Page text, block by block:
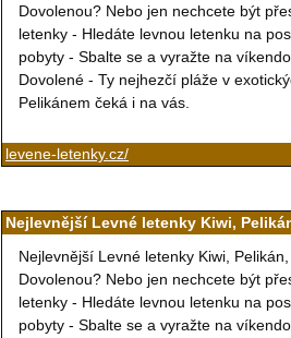
Dovolenou? Nebo jen nechcete být
letenky - Hledáte levnou letenku na
pobyty - Sbalte se a vyražte na
Dovolené - Ty nejhezčí pláže v
Pelikánem čeká i na vás.
levene-letenky.cz/
Nejlevnější Levné letenky Kiwi,
Nejlevnější Levné letenky Kiwi,
Dovolenou? Nebo jen nechcete být
letenky - Hledáte levnou letenku na
pobyty - Sbalte se a vyražte na